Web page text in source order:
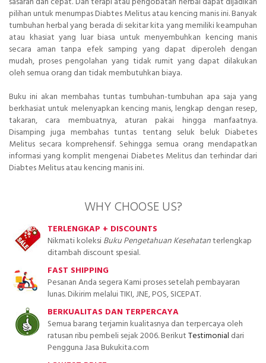
pilihan untuk menumpas Diabtes Melitus atau kencing manis ini. Banyak
tumbuhan herbal yang berada di sekitar kita yang memiliki keampuhan
atau khasiat yang luar biasa untuk menyembuhkan kencing manis
secara aman tanpa efek samping yang dapat diperoleh dengan
mudah, proses pengolahan yang tidak rumit yang dapat dilakukan
oleh semua orang dan tidak membutuhkan biaya.
Buku ini akan membahas tuntas tumbuhan-tumbuhan apa saja yang
berkhasiat untuk melenyapkan kencing manis, lengkap dengan resep,
takaran, cara membuatnya, aturan pakai hingga manfaatnya.
Disamping juga membahas tuntas tentang seluk beluk Diabetes
Melitus secara komprehensif. Sehingga semua orang mendapatkan
informasi yang komplit mengenai Diabetes Melitus dan terhindar dari
Diabtes Melitus atau kencing manis ini.
WHY CHOOSE US?
TERLENGKAP + DISCOUNTS
Nikmati koleksiBuku Pengetahuan Kesehatanterlengkap
ditambah discount spesial.
FAST SHIPPING
Pesanan Anda segera Kami proses setelah pembayaran
lunas. Dikirim melalui TIKI, JNE, POS, SICEPAT.
BERKUALITAS DAN TERPERCAYA
Semua barang terjamin kualitasnya dan terpercaya oleh
ratusan ribu pembeli sejak 2006. BerikutTestimonial dari
Pengguna Jasa Bukukita.com